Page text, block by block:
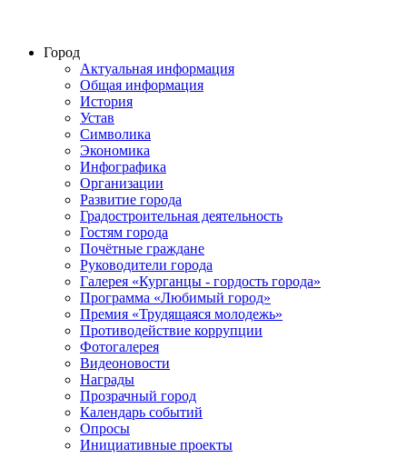
Город
Актуальная информация
Общая информация
История
Устав
Символика
Экономика
Инфографика
Организации
Развитие города
Градостроительная деятельность
Гостям города
Почётные граждане
Руководители города
Галерея «Курганцы - гордость города»
Программа «Любимый город»
Премия «Трудящаяся молодежь»
Противодействие коррупции
Фотогалерея
Видеоновости
Награды
Прозрачный город
Календарь событий
Опросы
Инициативные проекты